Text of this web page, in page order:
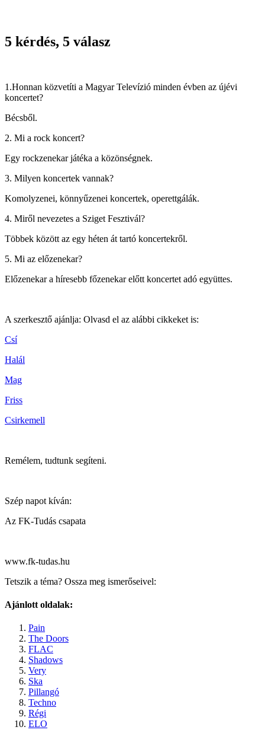
5 kérdés, 5 válasz
1.Honnan közvetíti a Magyar Televízió minden évben az újévi
koncertet?
Bécsből.
2. Mi a rock koncert?
Egy rockzenekar játéka a közönségnek.
3. Milyen koncertek vannak?
Komolyzenei, könnyűzenei koncertek, operettgálák.
4. Miről nevezetes a Sziget Fesztivál?
Többek között az egy héten át tartó koncertekről.
5. Mi az előzenekar?
Előzenekar a híresebb főzenekar előtt koncertet adó együttes.
A szerkesztő ajánlja: Olvasd el az alábbi cikkeket is:
Csí
Halál
Mag
Friss
Csirkemell
Remélem, tudtunk segíteni.
Szép napot kíván:
Az FK-Tudás csapata
www.fk-tudas.hu
Tetszik a téma? Ossza meg ismerőseivel:
Ajánlott oldalak:
Pain
The Doors
FLAC
Shadows
Very
Ska
Pillangó
Techno
Régi
ELO